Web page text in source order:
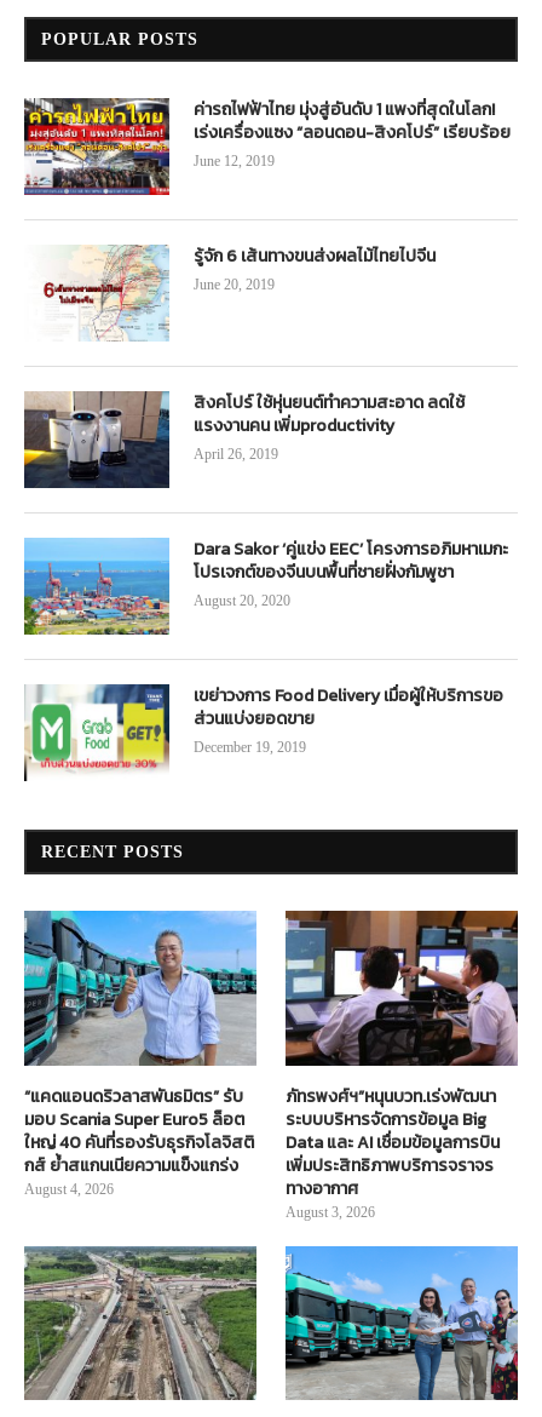
POPULAR POSTS
ค่ารถไฟฟ้าไทย มุ่งสู่อันดับ 1 แพงที่สุดในโลก!
เร่งเครื่องแซง “ลอนดอน-สิงคโปร์” เรียบร้อย
June 12, 2019
รู้จัก 6 เส้นทางขนส่งผลไม้ไทยไปจีน
June 20, 2019
สิงคโปร์ ใช้หุ่นยนต์ทำความสะอาด ลดใช้
แรงงานคน เพิ่มproductivity
April 26, 2019
Dara Sakor ‘คู่แข่ง EEC’ โครงการอภิมหาเมกะ
โปรเจกต์ของจีนบนพื้นที่ชายฝั่งกัมพูชา
August 20, 2020
เขย่าวงการ Food Delivery เมื่อผู้ให้บริการขอ
ส่วนแบ่งยอดขาย
December 19, 2019
RECENT POSTS
“แคดแอนดริวลาสพันธมิตร” รับ
มอบ Scania Super Euro5 ล็อต
ใหญ่ 40 คันที่รองรับธุรกิจโลจิสติ
กส์ ย้ำสแกนเนียความแข็งแกร่ง
August 4, 2026
ภัทรพงศ์ฯ”หนุนบวท.เร่งพัฒนา
ระบบบริหารจัดการข้อมูล Big
Data และ AI เชื่อมข้อมูลการบิน
เพิ่มประสิทธิภาพบริการจราจร
ทางอากาศ
August 3, 2026